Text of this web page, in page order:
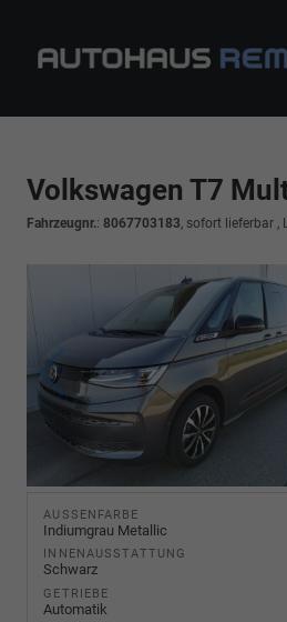
Volkswagen T7
Fahrzeugnr.: 8067703183, sofort lieferbar ,
AUSSENFARBE
Indiumgrau Metallic
INNENAUSSTATTUNG
Schwarz
GETRIEBE
Automatik